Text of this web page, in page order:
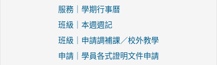
服務｜學期行事曆
班級｜本週週記
班級｜申請調補課／校外教學
申請｜學員各式證明文件申請